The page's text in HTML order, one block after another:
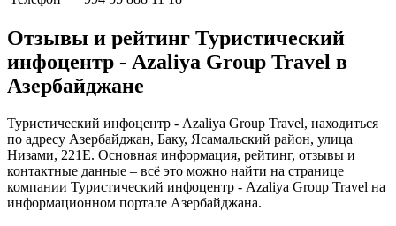
Отзывы и рейтинг Туристический
инфоцентр - Azaliya Group Travel в
Азербайджане
Туристический инфоцентр - Azaliya Group Travel, находиться
по адресу Азербайджан, Баку, Ясамальский район, улица
Низами, 221E. Основная информация, рейтинг, отзывы и
контактные данные – всё это можно найти на странице
компании Туристический инфоцентр - Azaliya Group Travel на
информационном портале Азербайджана.